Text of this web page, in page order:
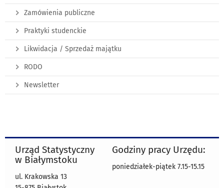
Zamówienia publiczne
Praktyki studenckie
Likwidacja / Sprzedaż majątku
RODO
Newsletter
Urząd Statystyczny
w Białymstoku
ul. Krakowska 13
Godziny pracy Urzędu:
poniedziałek-piątek 7.15-15.15